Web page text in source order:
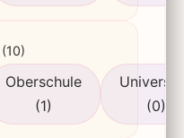
(10)
Oberschule
(1)
(0)